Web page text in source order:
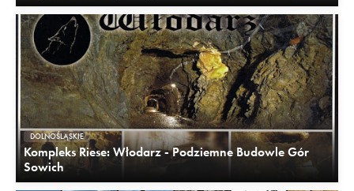
DOLNOŚLĄSKIE
Kompleks Riese: Włodarz - Podziemne Budowle Gór
Sowich